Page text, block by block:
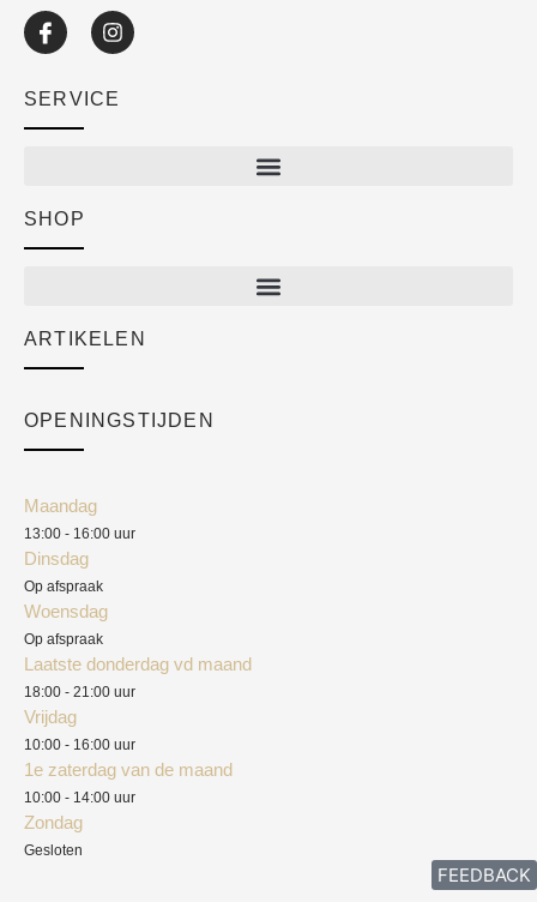
SERVICE
Academy
SHOP
ARTIKELEN
OPENINGSTIJDEN
Maandag
13:00 - 16:00 uur
Dinsdag
Op afspraak
Woensdag
Op afspraak
Laatste donderdag vd maand
18:00 - 21:00 uur
Vrijdag
10:00 - 16:00 uur
1e zaterdag van de maand
10:00 - 14:00 uur
Zondag
Gesloten
FEEDBACK